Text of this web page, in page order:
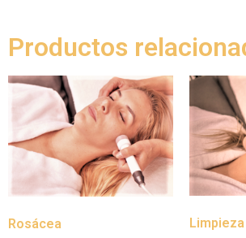
Productos
Rosácea